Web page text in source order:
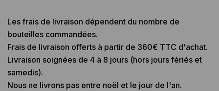
Les frais de livraison dépendent du nombre de
bouteilles commandées.
Frais de livraison offerts à partir de 360€ TTC d'achat.
Livraison soignées de 4 à 8 jours (hors jours fériés et
samedis).
Nous ne livrons pas entre noël et le jour de l'an.